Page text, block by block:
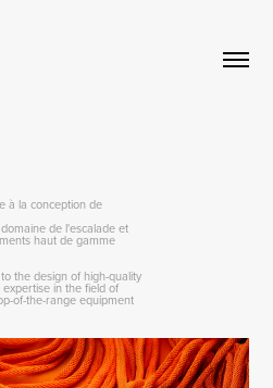
à la conception de
de l'escalade et
haut de gamme
the design of high-quality
in the field of
of-the-range equipment